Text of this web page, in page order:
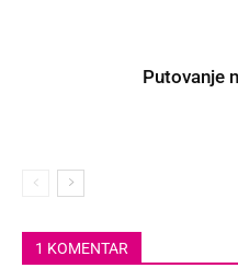
Putovanje
1 KOMENTAR